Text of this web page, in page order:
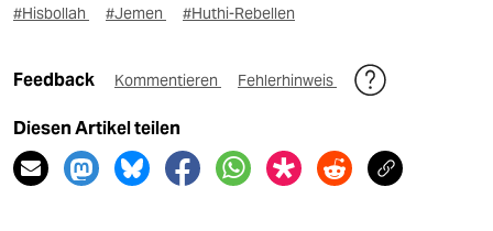
#Hisbollah
#Jemen #Huthi-Rebellen
Feedback Kommentieren Fehlerhinweis
Diesen Artikel teilen